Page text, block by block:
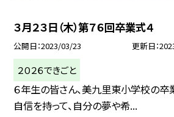
３月２３日（木）第７６回卒業式４
公開日 2023/03/23 更新日
２０２６できごと
６年生の皆さん、美九里東小学校の卒
自信を持って、自分の夢や希...